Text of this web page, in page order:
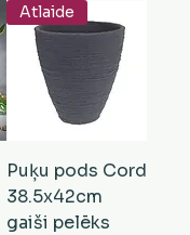
Atlaide
Puķu pods Cord
38.5x42cm
gaiši pelēks